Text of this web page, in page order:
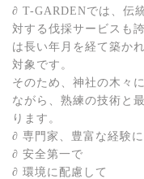
∂ T-GARDENでは、伝
対する伐採サービスも
は長い年月を経て築か
対象です。
そのため、神社の木々
ながら、熟練の技術と
ります。
∂ 専門家、豊富な経験
∂ 安全第一で
∂ 環境に配慮して